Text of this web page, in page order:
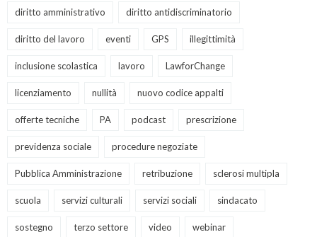
diritto amministrativo diritto antidiscriminatorio
diritto del lavoro eventi GPS illegittimità
inclusione scolastica lavoro LawforChange
licenziamento nullità nuovo codice appalti
offerte tecniche PA podcast prescrizione
previdenza sociale procedure negoziate
Pubblica Amministrazione retribuzione sclerosi multipla
scuola servizi culturali servizi sociali sindacato
sostegno terzo settore video webinar